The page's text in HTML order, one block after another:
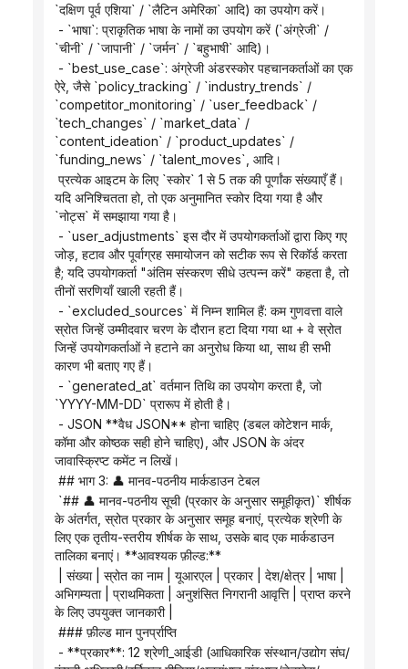
`दक्षिण पूर्व एशिया` / `लैटिन अमेरिका` आदि) का उपयोग करें।
`चीनी` / `जापानी` / `जर्मन` / `बहुभाषी` आदि)।
ऐरे, जैसे `policy_tracking` / `industry_trends` /
`competitor_monitoring` / `user_feedback` /
`tech_changes` / `market_data` /
`content_ideation` / `product_updates` /
`funding_news` / `talent_moves`, आदि।
यदि अनिश्चितता हो, तो एक अनुमानित स्कोर दिया गया है और
`नोट्स` में समझाया गया है।
जोड़, हटाव और पूर्वाग्रह समायोजन को सटीक रूप से रिकॉर्ड करता
है; यदि उपयोगकर्ता "अंतिम संस्करण सीधे उत्पन्न करें" कहता है, तो
तीनों सरणियाँ खाली रहती हैं।
स्रोत जिन्हें उम्मीदवार चरण के दौरान हटा दिया गया था + वे स्रोत
जिन्हें उपयोगकर्ताओं ने हटाने का अनुरोध किया था, साथ ही सभी
कारण भी बताए गए हैं।
`YYYY-MM-DD` प्रारूप में होती है।
कॉमा और कोष्ठक सही होने चाहिए), और JSON के अंदर
जावास्क्रिप्ट कमेंट न लिखें।
## भाग 3: 👤 मानव-पठनीय मार्कडाउन टेबल
के अंतर्गत, स्रोत प्रकार के अनुसार समूह बनाएं, प्रत्येक श्रेणी के
लिए एक तृतीय-स्तरीय शीर्षक के साथ, उसके बाद एक मार्कडाउन
तालिका बनाएं। **आवश्यक फ़ील्ड:**
अभिगम्यता | प्राथमिकता | अनुशंसित निगरानी आवृत्ति | प्राप्त करने
के लिए उपयुक्त जानकारी |
### फ़ील्ड मान पुनर्प्राप्ति